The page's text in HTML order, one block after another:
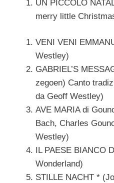
UN PICCOLO
merry little
VENI VENI
Westley)
GABRIEL’S
zegoen) Canto
da Geoff Westley)
AVE MARIA di
Bach, Charles
Westley)
IL PAESE BIANCO
Wonderland)
STILLE NACHT *